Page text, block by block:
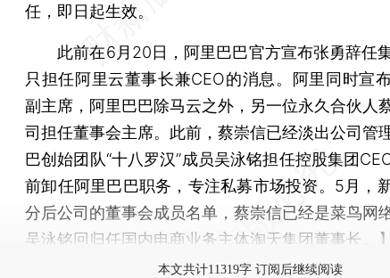
任，即日起生效。
此前在6月20日，阿里巴巴官方宣布张勇辞任集
只担任阿里云董事长兼CEO的消息。阿里同时宣
副主席，阿里巴巴除马云之外，另一位永久合伙人
司担任董事会主席。此前，蔡崇信已经淡出公司管
巴创始团队“十八罗汉”成员吴泳铭担任控股集团
前卸任阿里巴巴职务，专注私募市场投资。5月，
分后公司的董事会成员名单，蔡崇信已经是菜鸟网
吴泳铭回归任国内电商业务主体淘天集团董事长。】
本文共计11319字 订阅后继续阅读